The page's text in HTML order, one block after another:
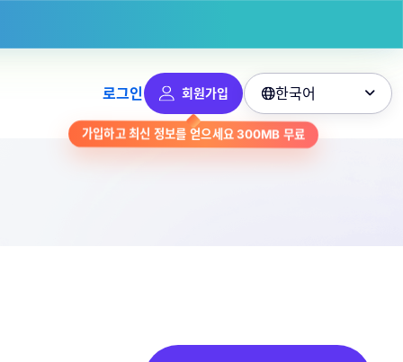
로그인 회원가입
가입하고 최신 정보를 얻으세요300MB 무료
한국어 